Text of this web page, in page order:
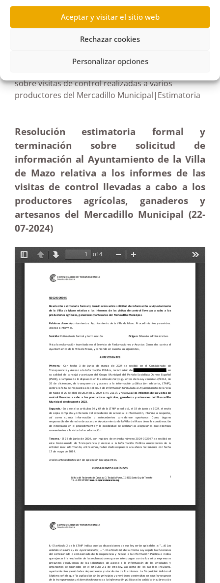
Aceptar y visitar el sitio web
Rechazar cookies
Personalizar opciones
R345/2024
sobre visitas de control realizadas a varios
productores del Mercadillo Municipal|Estimatoria
Resolución estimatoria formal y
terminación sobre solicitud de
información al Ayuntamiento de la Villa
de Mazo relativa a los informes de las
visitas de control llevadas a cabo a los
productores agrícolas, ganaderos y
artesanos del Mercadillo Municipal (22-
07-2024)